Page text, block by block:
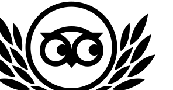
отдых в Крыму на море?
до +28